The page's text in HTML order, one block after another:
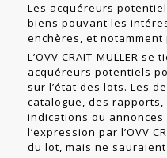
Les acquéreurs
biens pouvant les
enchères, et
L’OVV CRAIT-MULLER
acquéreurs potentiels
sur l’état des lots. Les
cat­alogue, des
indications ou
l’expression par l’OVV
du lot, mais ne